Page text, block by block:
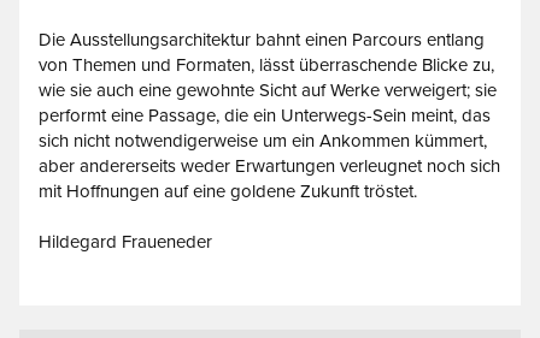
Die Ausstellungsarchitektur bahnt einen Parcours entlang
von Themen und Formaten, lässt überraschende Blicke zu,
wie sie auch eine gewohnte Sicht auf Werke verweigert; sie
performt eine Passage, die ein Unterwegs-Sein meint, das
sich nicht notwendigerweise um ein Ankommen kümmert,
aber andererseits weder Erwartungen verleugnet noch sich
mit Hoffnungen auf eine goldene Zukunft tröstet.
Hildegard Fraueneder